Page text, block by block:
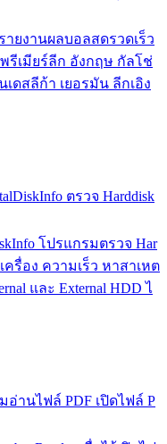
ายงานผลบอลสดรวดเร็ว
รีเมียร์ลีก อังกฤษ กัลโช่
เดสลีก้า เยอรมัน ลีกเอิง
ตรวจ Harddisk
โปรแกรมตรวจ Har
รื่อง ความเร็ว หาสาเหต
และ External HDD ไ
มอ่านไฟล์ PDF เปิดไฟล์ P